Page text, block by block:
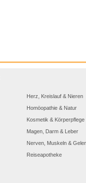
Herz, Kreislauf & Nieren
Homöopathie & Natur
Kosmetik & Körperpflege
Magen, Darm & Leber
Nerven, Muskeln &
Reiseapotheke